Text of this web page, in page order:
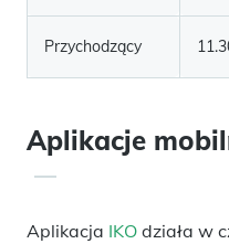
Przychodzący
Aplikacje
Aplikacja IKO działa w